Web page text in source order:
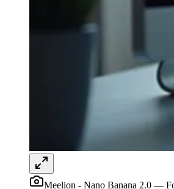
Meelion - Nano Banana 2.0 —